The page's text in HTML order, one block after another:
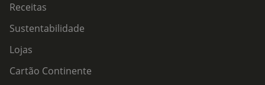
Receitas
Sustentabilidade
Lojas
Cartão Continente